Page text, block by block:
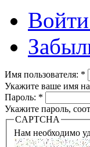
Имя пользователя: *
Укажите ваше имя
Пароль: *
Укажите пароль,
CAPTCHA
Нам необходимо